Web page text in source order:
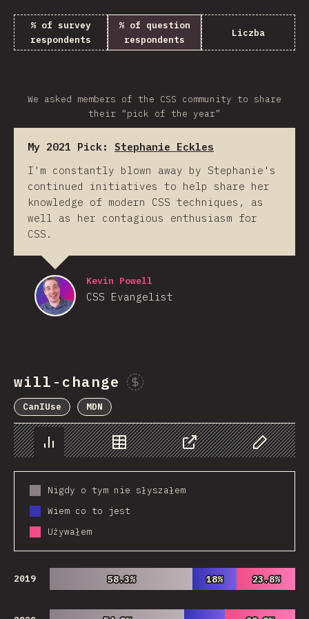
% of survey
respondents
% of question
respondents
Liczba
We asked members of the CSS community to share
their “pick of the year”
My 2021 Pick: Stephanie Eckles
I'm constantly blown away by Stephanie's
continued initiatives to help share her
knowledge of modern CSS techniques, as
well as her contagious enthusiasm for
CSS.
Kevin Powell
CSS Evangelist
will-change
CanIUse MDN
Chart Data Share Customize
Nigdy o tym nie słyszałem
Wiem co to jest
Używałem
2019 58.3%
58.3% 18%
18% 23.8%
23.8%